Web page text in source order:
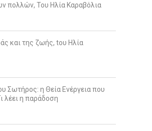
πολλών, Του Ηλία Καραβόλια
και της ζωής, tου Ηλία
Σωτήρος: η Θεία Ενέργεια που
λέει η παράδοση